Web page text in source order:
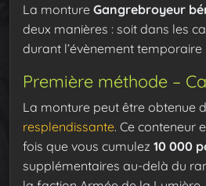
La monture Gangrebroyeur
deux manières : soit dans les
durant l’évènement temporaire
Première méthode –
La monture peut être obtenue
resplendissante. Ce conteneur
fois que vous cumulez 10 000
supplémentaires au-delà du